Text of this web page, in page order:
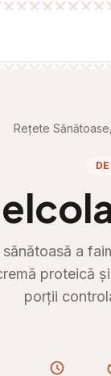
Rețete Sănătoase
sănătoasă a
proteică
porții